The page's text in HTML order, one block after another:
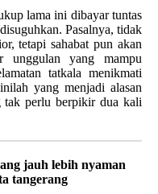
lama ini dibayar tuntas
Pasalnya, tidak
tetapi sahabat pun akan
unggulan yang mampu
tatkala menikmati
yang menjadi alasan
tak perlu berpikir dua kali
jauh lebih nyaman
tangerang